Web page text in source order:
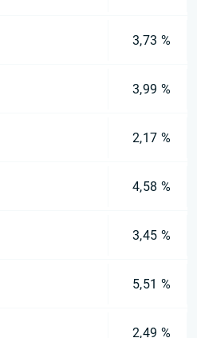
3,73 %
3,99 %
2,17 %
4,58 %
3,45 %
5,51 %
2,49 %